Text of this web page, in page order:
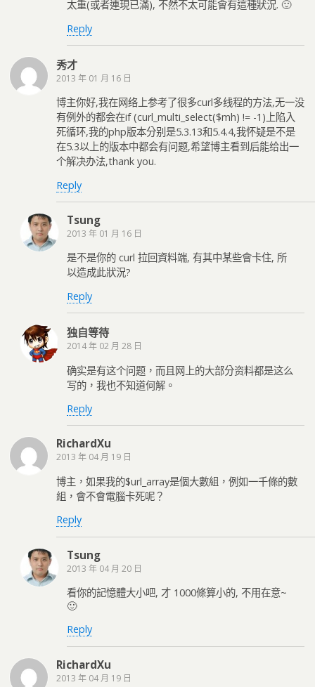
太重(或者連現已滿), 不然不太可能會有這種狀況. 🙂
Reply
秀才
2013 年 01 月 16 日
博主你好,我在网络上参考了很多curl多线程的方法,无一没
有例外的都会在if (curl_multi_select($mh) != -1)上陷入
死循环,我的php版本分别是5.3.13和5.4.4,我怀疑是不是
在5.3以上的版本中都会有问题,希望博主看到后能给出一
个解决办法,thank you.
Reply
Tsung
2013 年 01 月 16 日
是不是你的 curl 拉回資料端, 有其中某些會卡住, 所
以造成此狀況?
Reply
独自等待
2014 年 02 月 28 日
确实是有这个问题，而且网上的大部分资料都是这么
写的，我也不知道何解。
Reply
RichardXu
2013 年 04 月 19 日
博主，如果我的$url_array是個大數組，例如一千條的數
組，會不會電腦卡死呢？
Reply
Tsung
2013 年 04 月 20 日
看你的記憶體大小吧, 才 1000條算小的, 不用在意~
🙂
Reply
RichardXu
2013 年 04 月 19 日